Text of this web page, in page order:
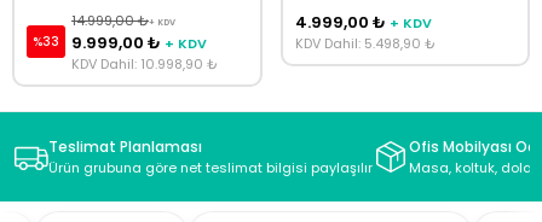
%33
14.999,00 ₺+ KDV
9.999,00 ₺ + KDV
KDV Dahil: 10.998,90 ₺
4.999,00 ₺ + KDV
KDV Dahil: 5.498,90 ₺
Teslimat Planlaması
Ürün grubuna göre net teslimat bilgisi paylaşılır
Ofis Mobilyası
Masa, koltuk,